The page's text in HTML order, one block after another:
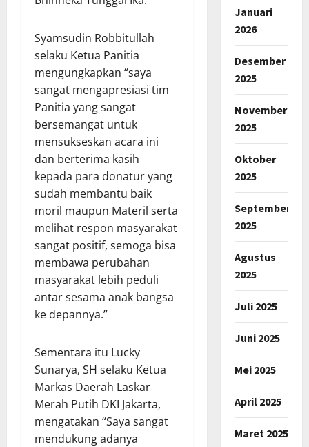
Syamsudin Robbitullah
selaku Ketua Panitia
mengungkapkan “saya
sangat mengapresiasi tim
Panitia yang sangat
bersemangat untuk
mensukseskan acara ini
dan berterima kasih
kepada para donatur yang
sudah membantu baik
moril maupun Materil serta
melihat respon masyarakat
sangat positif, semoga bisa
membawa perubahan
masyarakat lebih peduli
antar sesama anak bangsa
ke depannya.”
Sementara itu Lucky
Sunarya, SH selaku Ketua
Markas Daerah Laskar
Merah Putih DKI Jakarta,
mengatakan “Saya sangat
mendukung adanya
Januari
2026
Desember
2025
November
2025
Oktober
2025
September
2025
Agustus
2025
Juli 2025
Juni 2025
Mei 2025
April 2025
Maret 2025